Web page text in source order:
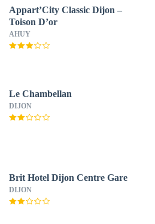
Appart’City Classic Dijon –
Toison D’or
AHUY
Le Chambellan
DIJON
Brit Hotel Dijon Centre Gare
DIJON